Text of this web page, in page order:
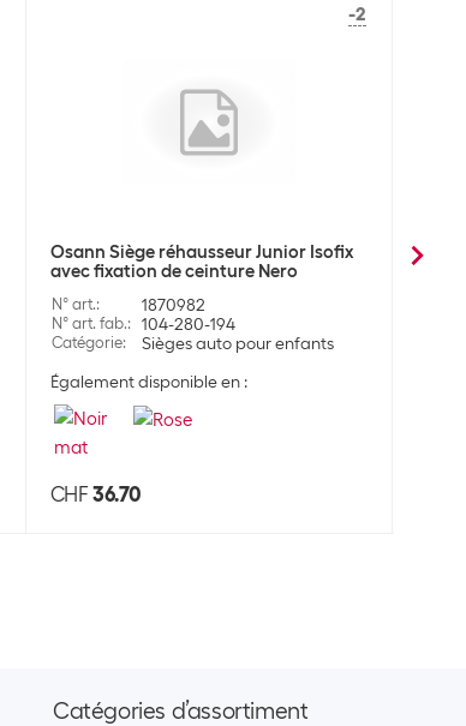
-2
Osann Siège réhausseur Junior Isofix
avec fixation de ceinture Nero
N° art.: 1870982
N° art. fab.: 104-280-194
Catégorie:
Sièges auto pour enfants
Également disponible en :
CHF 36.70
Catégories d’assortiment